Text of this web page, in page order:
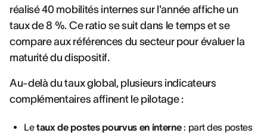
réalisé 40 mobilités internes sur l'année affiche un
taux de 8 %. Ce ratio se suit dans le temps et se
compare aux références du secteur pour évaluer la
maturité du dispositif.
Au-delà du taux global, plusieurs indicateurs
complémentaires affinent le pilotage :
Letaux de postes pourvus en interne: part des postes